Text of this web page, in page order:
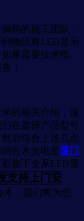
熟的施工团队，
物流将LED显示
果需要技术指
；
的相关介绍，这
在选择产品型号
后综合上述几点
合木光电是 厦门
旗下全系LED显
支持上门安
木，我们将为您